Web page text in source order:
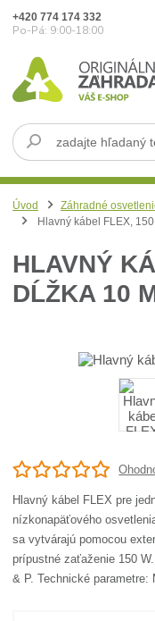
+420 774 174 332
Po-Pá: 9:00-18:00
Úvod Záhradné
Hlavný kábel FLEX,
HLAVNÝ
DĹŽKA 10
Hlavný kábel FLEX pre
nízkonapäťového
sa vytvárajú pomocou
prípustné zaťaženie 150
& P. Technické